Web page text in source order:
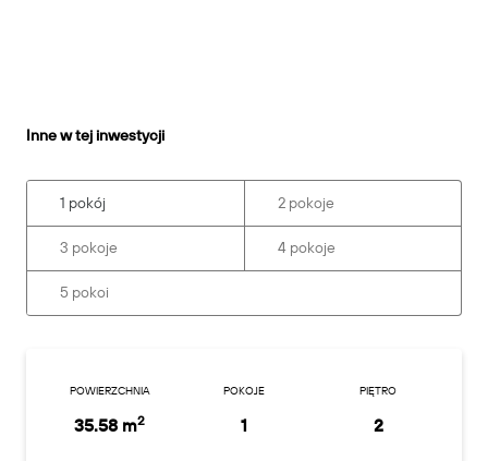
Inne w tej inwestycji
1 pokój 2 pokoje
3 pokoje 4 pokoje
5 pokoi
POWIERZCHNIA
35.58 m2
POKOJE
1
PIĘTRO
2